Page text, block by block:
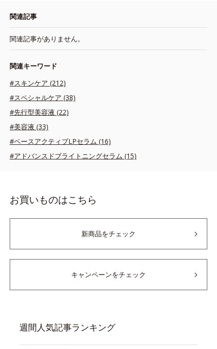
関連記事
関連記事がありません。
関連キーワード
#スキンケア (212)
#スペシャルケア (38)
#先行型美容液 (22)
#美容液 (33)
#ベースアクティブLPセラム (16)
#アドバンスドブライトニングセラム (15)
お買いものはこちら
新商品をチェック
キャンペーンをチェック
週間人気記事ランキング